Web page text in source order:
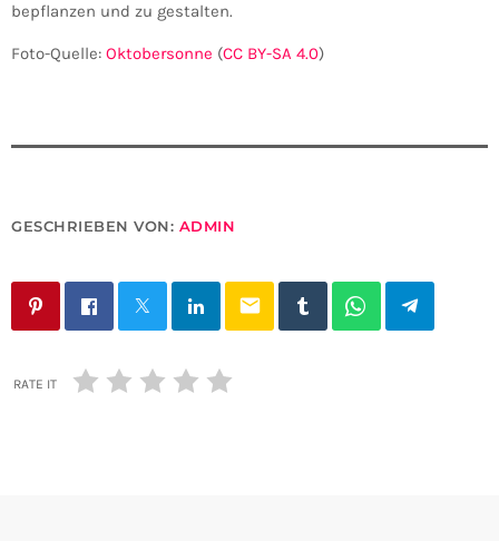
bepflanzen und zu gestalten.
Foto-Quelle: Oktobersonne (CC BY-SA 4.0)
GESCHRIEBEN VON: ADMIN
email
RATE IT